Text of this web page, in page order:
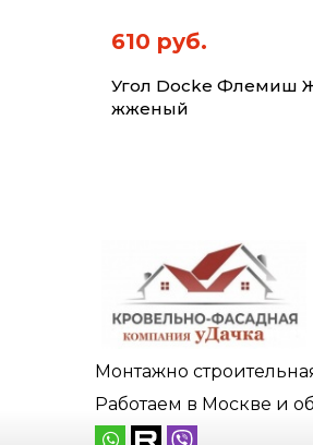
610 руб.
Угол Docke Флемиш
жженый
Монтажно
Работаем в Москве и